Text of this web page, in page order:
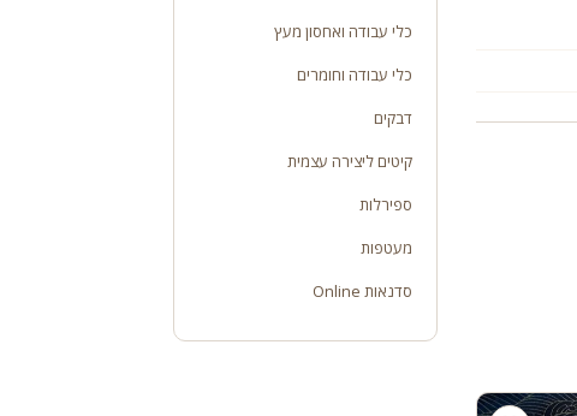
כלי עבודה ואחסון מעץ
כלי עבודה וחומרים
דבקים
קיטים ליצירה עצמית
ספירלות
מעטפות
סדנאות Online